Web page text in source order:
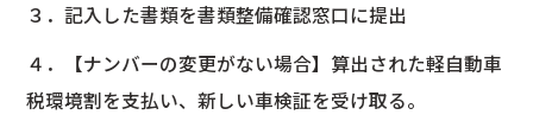
３．記入した書類を書類整備確認窓口に提出
４．【ナンバーの変更がない場合】算出された軽自動車
税環境割を支払い、新しい車検証を受け取る。